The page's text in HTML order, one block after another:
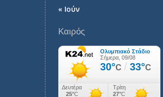
« Ιούν
Καιρός